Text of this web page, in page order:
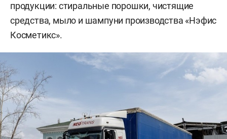
продукции: стиральные порошки, чистящие
средства, мыло и шампуни производства «Нэфис
Косметикс».